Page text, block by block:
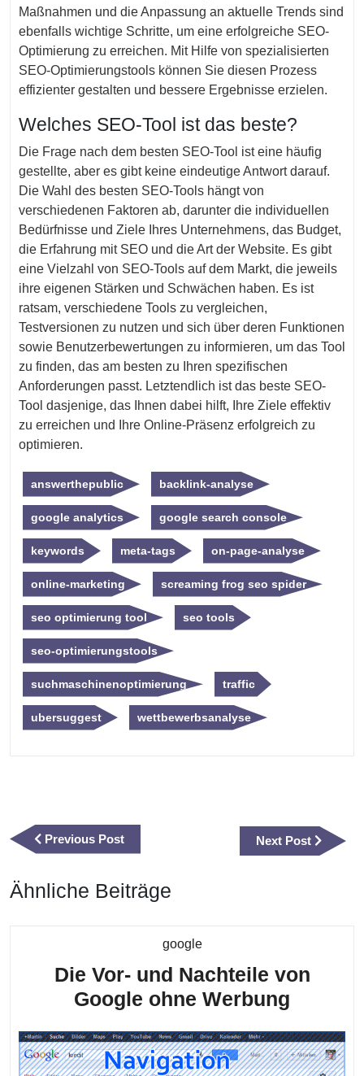
Maßnahmen und die Anpassung an aktuelle Trends sind
ebenfalls wichtige Schritte, um eine erfolgreiche SEO-
Optimierung zu erreichen. Mit Hilfe von spezialisierten
SEO-Optimierungstools können Sie diesen Prozess
effizienter gestalten und bessere Ergebnisse erzielen.
Welches SEO-Tool ist das beste?
Die Frage nach dem besten SEO-Tool ist eine häufig
gestellte, aber es gibt keine eindeutige Antwort darauf.
Die Wahl des besten SEO-Tools hängt von
verschiedenen Faktoren ab, darunter die individuellen
Bedürfnisse und Ziele Ihres Unternehmens, das Budget,
die Erfahrung mit SEO und die Art der Website. Es gibt
eine Vielzahl von SEO-Tools auf dem Markt, die jeweils
ihre eigenen Stärken und Schwächen haben. Es ist
ratsam, verschiedene Tools zu vergleichen,
Testversionen zu nutzen und sich über deren Funktionen
sowie Benutzerbewertungen zu informieren, um das Tool
zu finden, das am besten zu Ihren spezifischen
Anforderungen passt. Letztendlich ist das beste SEO-
Tool dasjenige, das Ihnen dabei hilft, Ihre Ziele effektiv
zu erreichen und Ihre Online-Präsenz erfolgreich zu
optimieren.
answerthepublic backlink-analyse
google analytics google search console
keywords meta-tags on-page-analyse
online-marketing screaming frog seo spider
seo optimierung tool seo tools
seo-optimierungstools
suchmaschinenoptimierung traffic
ubersuggest wettbewerbsanalyse
Previous PostPrevious
Post
Next Post
Next
Post
Ähnliche Beiträge
googleKategorie
Die Vor- und Nachteile von
Google ohne Werbung
und